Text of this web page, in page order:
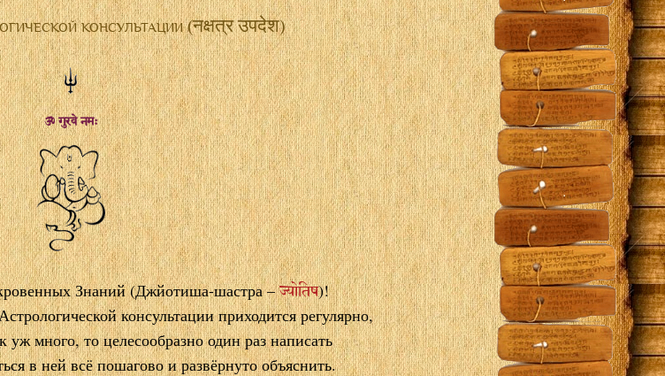
консультации (नक्षत्र उपदेश)
ॐ गुरवे नमः
Знаний (Джйотиша-шастра –ज्योतिष)!
консультации приходится регулярно,
уж много, то целесообразно один раз написать
в ней всё пошагово и развёрнуто объяснить.